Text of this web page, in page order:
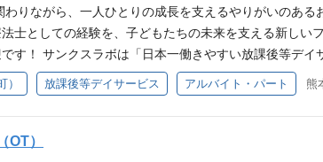
ュニケーション能力の向上、集団活動など、一人ひと
期的に見守りながら、「できること」を増やしていく
方 ②理学療法士の資格を取得済みであること こんな方
方 ・理学療法士の資格を生かして働きたい方 ・子ども
とチームになって支援に取り組みたい方 ・ITの取り組
いのある子どもや、発達に特性のある子どもたちを対
立、コミュニケーション能力の向上、集団活動など、一
長を長期的に見守りながら、「できること」を増やし
持ちの方 ②理学療法士の資格を取得済みであること
方 ・運動支援の考え方 ・発達段階に応じた関わり方
めることができます。 専門職同士で学び合いながら支
【IT×福祉の新しい支援】 サンクスラボでは、「IT×福
・知育玩具・プログラミングソフトなどを活用し、子
い…」という方もご安心ください！ 各拠点にIT担当ス
教育とは 科学・技術・工学・芸術・数学を組み合わ
・ブランクのある方も安心！】 児童福祉未経験の方や
・日常生活動作の支援 ・集団活動への参加支援 ・保
」を増やしていきます。 病院や介護分野で行ってきた
活を送れるよう支援していくことが、 この仕事の魅力
、一人ひとりの成長を支えるやりがいのあるお仕事で
療法士・言語聴覚士も、入職時は全員が児童福祉分野
りながら、一人ひとりの成長を支えるやりがいのある
士としての経験を、子どもたちの未来を支える新しい
す！ サンクスラボは「日本一働きやすい放課後等デイ
の方にも安心して働いていただける環境づくりを大切
も一人ひとりに合わせた支援の実施 ・遊びや活動を通
ート ・創作活動やレクリエーションの企画・補助 ・
・子どもの送迎 【作業療法士としての経験を活かせま
放課後等デイサービス アルバイト・パート 熊
OT）